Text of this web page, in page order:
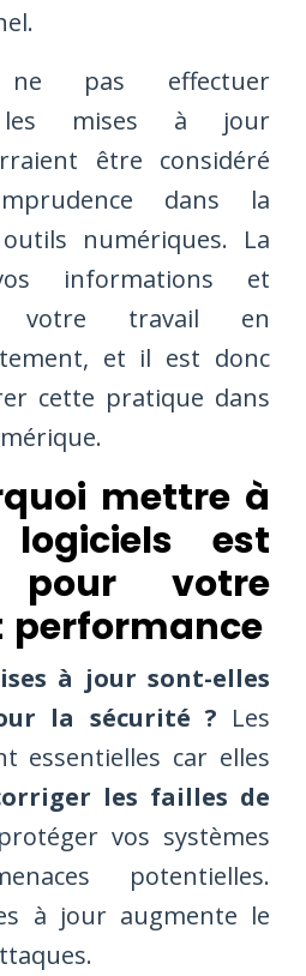
pas effectuer
les mises à jour
être considéré
dans la
numériques. La
informations et
votre travail en
et il est donc
cette pratique dans
mettre à
est
pour votre
performance
à jour sont-elles
la sécurité ? Les
essentielles car elles
les failles de
vos systèmes
potentielles.
à jour augmente le